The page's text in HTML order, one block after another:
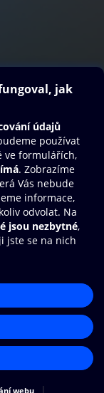
e-knihy a
a pohodlněji.